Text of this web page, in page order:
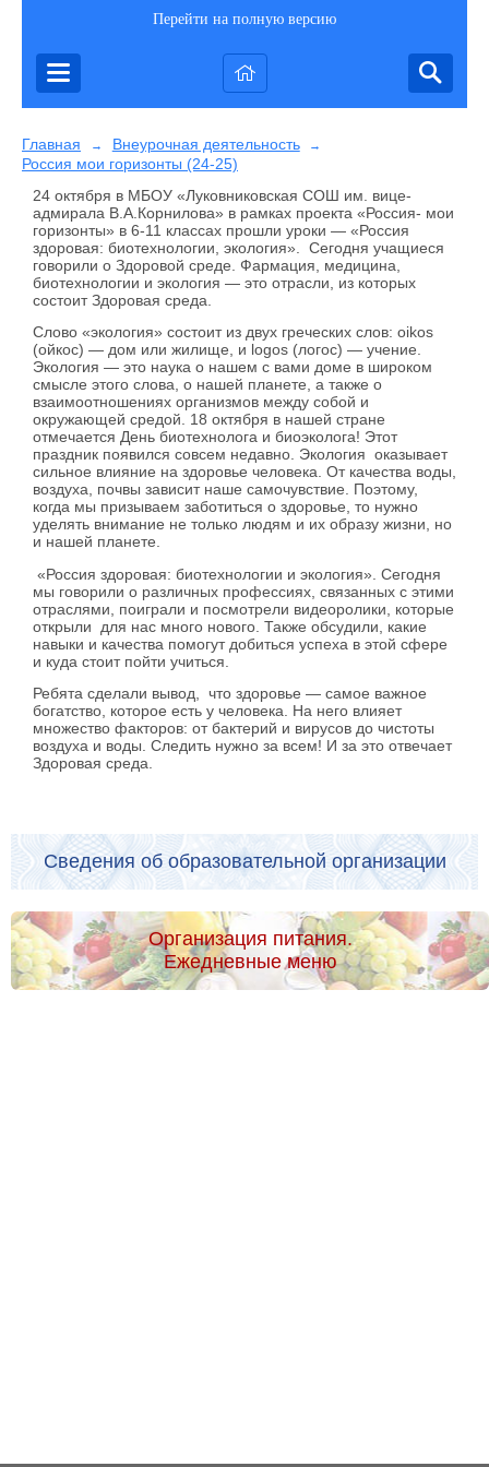
Перейти на полную версию
Главная → Внеурочная деятельность →
Россия мои горизонты (24-25)
24 октября в МБОУ «Луковниковская СОШ им. вице-
адмирала В.А.Корнилова» в рамках проекта «Россия- мои
горизонты» в 6-11 классах прошли уроки — «Россия
здоровая: биотехнологии, экология». Сегодня учащиеся
говорили о Здоровой среде. Фармация, медицина,
биотехнологии и экология — это отрасли, из которых
состоит Здоровая среда.
Слово «экология» состоит из двух греческих слов: oikos
(ойкос) — дом или жилище, и logos (логос) — учение.
Экология — это наука о нашем с вами доме в широком
смысле этого слова, о нашей планете, а также о
взаимоотношениях организмов между собой и
окружающей средой. 18 октября в нашей стране
отмечается День биотехнолога и биоэколога! Этот
праздник появился совсем недавно. Экология оказывает
сильное влияние на здоровье человека. От качества воды,
воздуха, почвы зависит наше самочувствие. Поэтому,
когда мы призываем заботиться о здоровье, то нужно
уделять внимание не только людям и их образу жизни, но
и нашей планете.
«Россия здоровая: биотехнологии и экология». Сегодня
мы говорили о различных профессиях, связанных с этими
отраслями, поиграли и посмотрели видеоролики, которые
открыли для нас много нового. Также обсудили, какие
навыки и качества помогут добиться успеха в этой сфере
и куда стоит пойти учиться.
Ребята сделали вывод, что здоровье — самое важное
богатство, которое есть у человека. На него влияет
множество факторов: от бактерий и вирусов до чистоты
воздуха и воды. Следить нужно за всем! И за это отвечает
Здоровая среда.
Сведения об образовательной организации
Организация питания.
Ежедневные меню